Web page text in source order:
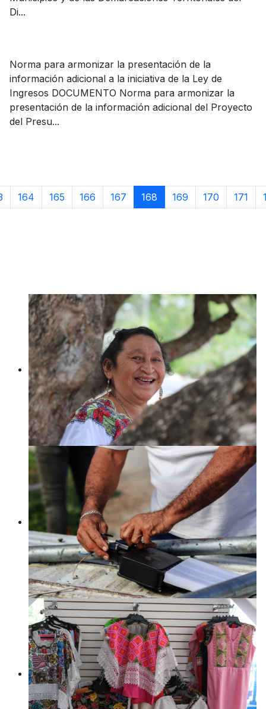
Di...
Norma para armonizar la presentación de la
información adicional a la iniciativa de la Ley de
Ingresos DOCUMENTO Norma para armonizar la
presentación de la información adicional del Proyecto
del Presu...
164 165 166 167 168 169 170 171